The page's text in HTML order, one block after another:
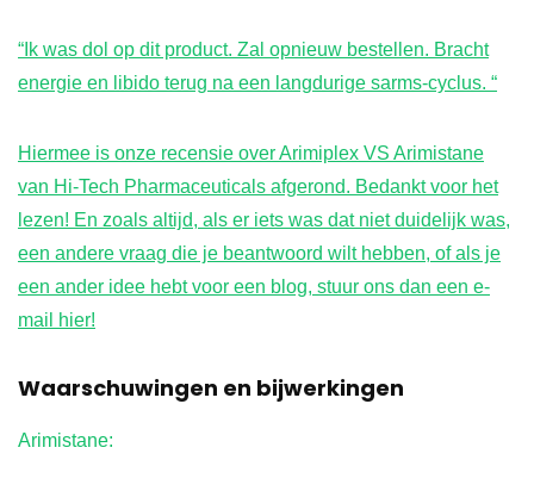
“Ik was dol op dit product. Zal opnieuw bestellen. Bracht
energie en libido terug na een langdurige sarms-cyclus. “
Hiermee is onze recensie over Arimiplex VS Arimistane
van Hi-Tech Pharmaceuticals afgerond. Bedankt voor het
lezen! En zoals altijd, als er iets was dat niet duidelijk was,
een andere vraag die je beantwoord wilt hebben, of als je
een ander idee hebt voor een blog, stuur ons dan een e-
mail
hier!
Waarschuwingen en bijwerkingen
Arimistane: